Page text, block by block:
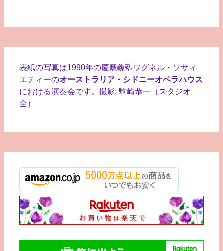
表紙の写真は1990年の慶應義塾ワグネル・ソサィ
エティーのオーストラリア・シドニーオペラハウス
における演奏会です。撮影: 駒崎恭一（スタジオ
全）